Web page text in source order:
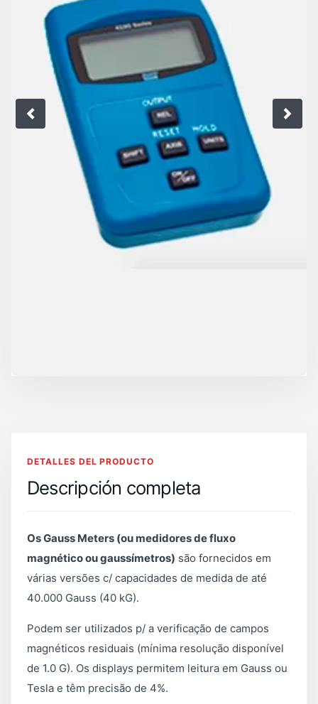
DETALLES DEL PRODUCTO
Descripción completa
Os Gauss Meters (ou medidores de fluxo
magnético ou gaussímetros) são fornecidos em
várias versões c/ capacidades de medida de até
40.000 Gauss (40 kG).
Podem ser utilizados p/ a verificação de campos
magnéticos residuais (mínima resolução disponível
de 1.0 G). Os displays permitem leitura em Gauss ou
Tesla e têm precisão de 4%.